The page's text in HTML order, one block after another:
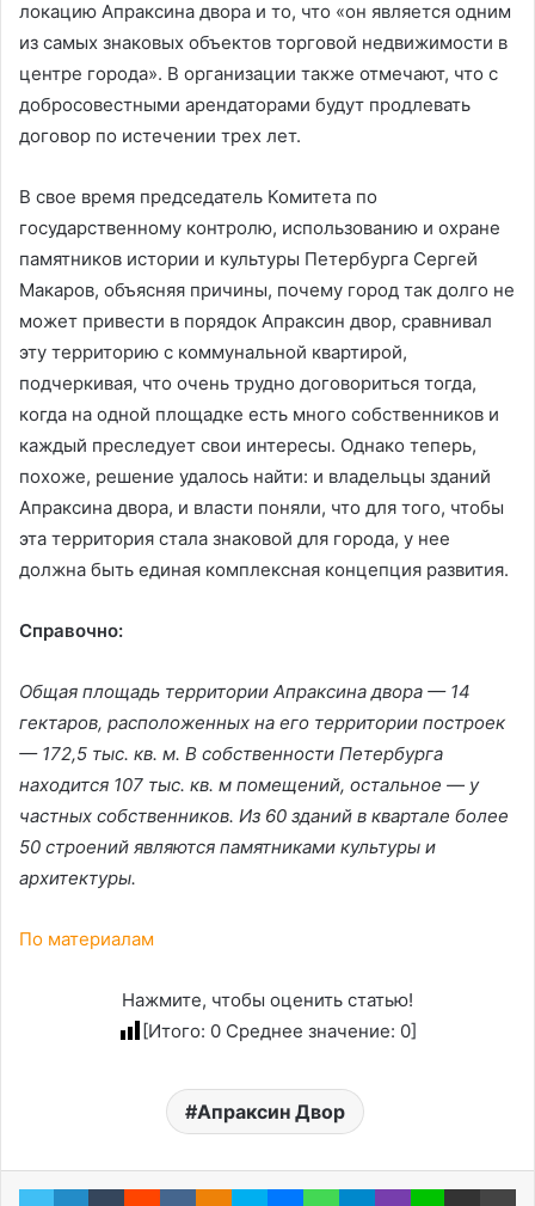
локацию Апраксина двора и то, что «он является одним
из самых знаковых объектов торговой недвижимости в
центре города». В организации также отмечают, что с
добросовестными арендаторами будут продлевать
договор по истечении трех лет.
В свое время председатель Комитета по
государственному контролю, использованию и охране
памятников истории и культуры Петербурга Сергей
Макаров, объясняя причины, почему город так долго не
может привести в порядок Апраксин двор, сравнивал
эту территорию с коммунальной квартирой,
подчеркивая, что очень трудно договориться тогда,
когда на одной площадке есть много собственников и
каждый преследует свои интересы. Однако теперь,
похоже, решение удалось найти: и владельцы зданий
Апраксина двора, и власти поняли, что для того, чтобы
эта территория стала знаковой для города, у нее
должна быть единая комплексная концепция развития.
Справочно:
Общая площадь территории Апраксина двора — 14
гектаров, расположенных на его территории построек
— 172,5 тыс. кв. м. В собственности Петербурга
находится 107 тыс. кв. м помещений, остальное — у
частных собственников. Из 60 зданий в квартале более
50 строений являются памятниками культуры и
архитектуры.
По материалам
Нажмите, чтобы оценить статью!
[Итого: 0 Среднее значение: 0]
Апраксин Двор
TwitterLinkedInTumblrRedditВконтакте
Одноклассники
SkypeMessenger
WhatsApp
Telegram
ViberLine Поделиться через электронную почту